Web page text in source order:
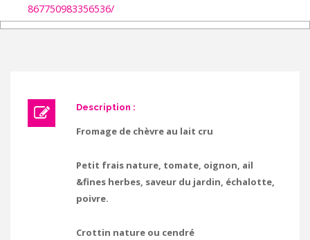
867750983356536/
Description :
Fromage de chèvre au lait cru
Petit frais nature, tomate, oignon, ail
&fines herbes, saveur du jardin, échalotte,
poivre.
Crottin nature ou cendré